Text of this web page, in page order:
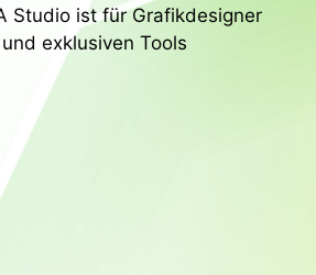
Studio ist für Grafikdesigner
exklusiven Tools